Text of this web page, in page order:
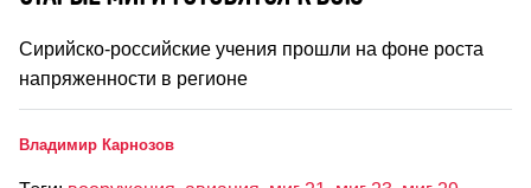
Сирийско-российские учения прошли на фоне роста
напряженности в регионе
Владимир Карнозов